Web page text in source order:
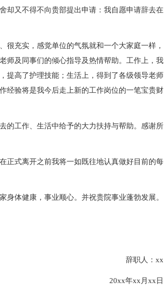
却又不得不向贵部提出申请：我自愿申请辞去在
很充实，感觉单位的气氛就和一个大家庭一样，
师及同事们的倾心指导及热情帮助。工作上，我
提高了护理技能；生活上，得到了各级领导老师
经验将是我今后走上新的工作岗位的一笔宝贵财
的工作、生活中给予的大力扶持与帮助。感谢所
正式离开之前我将一如既往地认真做好目前的每
体健康，事业顺心。并祝贵院事业蓬勃发展。
辞职人：xx
20xx年xx月xx日